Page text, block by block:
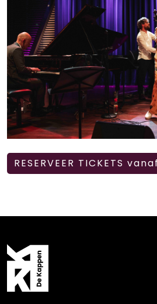
RESERVEER TICKETS